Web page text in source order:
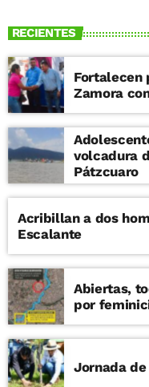
RECIENTES
Fortalecen
Zamora
volcadura
Pátzcuaro
Acribillan a dos
Escalante
Abiertas,
por
Jornada